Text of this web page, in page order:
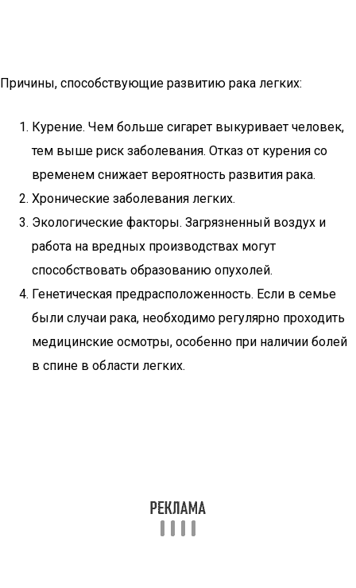
Причины, способствующие развитию рака легких:
Курение. Чем больше сигарет выкуривает человек,
тем выше риск заболевания. Отказ от курения со
временем снижает вероятность развития рака.
Хронические заболевания легких.
Экологические факторы. Загрязненный воздух и
работа на вредных производствах могут
способствовать образованию опухолей.
Генетическая предрасположенность. Если в семье
были случаи рака, необходимо регулярно проходить
медицинские осмотры, особенно при наличии болей
в спине в области легких.